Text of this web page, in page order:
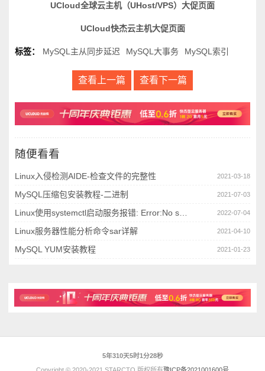
UCloud全球云主机（UHost/VPS）大促页面
UCloud快杰云主机大促页面
标签： MySQL主从同步延迟 MySQL大事务 MySQL索引
查看上一篇 查看下一篇
随便看看
2021-03-18
Linux入侵检测AIDE-检查文件的完整性
2021-07-03
MySQL压缩包安装教程-二进制
2022-07-04
2021-04-10
Linux服务器性能分析命令sar详解
2021-01-23
MySQL YUM安装教程
5年310天5时1分29秒
Copyright © 2020-2021 STARCTO 版权所有豫ICP备2021001600号